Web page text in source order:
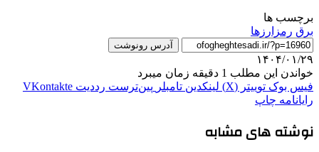
برچسب ها
برق رمزارزها
آدرس رونوشت
۱۴۰۴/۰۱/۲۹
خواندن این مطلب 1 دقیقه زمان میبرد
فیس بوک توییتر (X) لینکدین ‫تامبلر ‫پین‌ترست ‫رددیت ‫VKontakte
رایانامه چاپ
نوشته های مشابه